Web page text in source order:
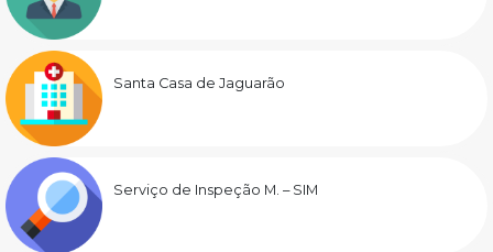
Santa Casa de Jaguarão
Serviço de Inspeção M. – SIM